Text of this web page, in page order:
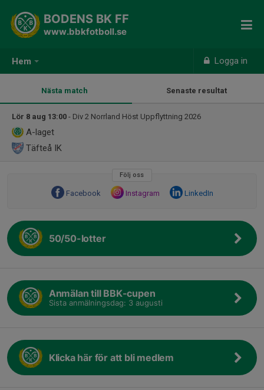
Hem Logga in
BODENS BK FF
www.bbkfotboll.se
Nästa match Senaste resultat
Lör 8 aug 13:00 - Div 2 Norrland Höst Uppflyttning 2026
A-laget
Täfteå IK
Följ oss
Facebook Instagram LinkedIn
50/50-lotter
Anmälan till BBK-cupen
Sista anmälningsdag: 3 augusti
Klicka här för att bli medlem